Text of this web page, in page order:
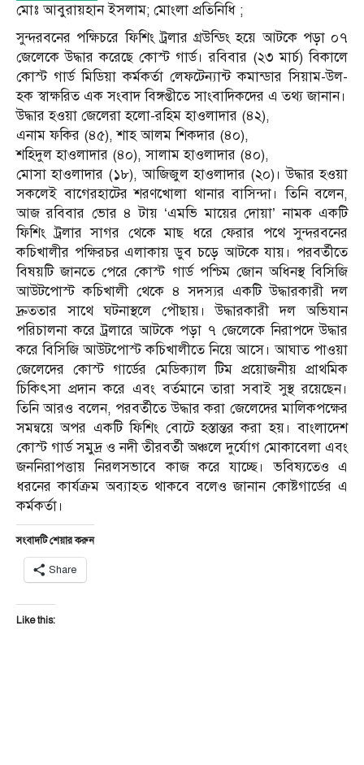
মোঃ আবুরায়হান ইসলাম; মোংলা প্রতিনিধি ;
সুন্দরবনের পক্ষিচরে ফিশিং ট্রলার গ্রউন্ডিং হয়ে আটকে পড়া ০৭
জেলেকে উদ্ধার করেছে কোস্ট গার্ড। রবিবার (২৩ মার্চ) বিকালে
কোস্ট গার্ড মিডিয়া কর্মকর্তা লেফটেন্যান্ট কমান্ডার সিয়াম-উল-
হক স্বাক্ষরিত এক সংবাদ বিঙ্গপ্তীতে সাংবাদিকদের এ তথ্য জানান।
উদ্ধার হওয়া জেলেরা হলো-রহিম হাওলাদার (৪২),
এনাম ফকির (৪৫), শাহ আলম শিকদার (৪০),
শহিদুল হাওলাদার (৪০), সালাম হাওলাদার (৪০),
মোসা হাওলাদার (১৮), আজিজুল হাওলাদার (২০)। উদ্ধার হওয়া
সকলেই বাগেরহাটের শরণখোলা থানার বাসিন্দা। তিনি বলেন,
আজ রবিবার ভোর ৪ টায় ‘এমভি মায়ের দোয়া’ নামক একটি
ফিশিং ট্রলার সাগর থেকে মাছ ধরে ফেরার পথে সুন্দরবনের
কচিখালীর পক্ষিরচর এলাকায় ডুব চড়ে আটকে যায়। পরবর্তীতে
বিষয়টি জানতে পেরে কোস্ট গার্ড পশ্চিম জোন অধিনস্থ বিসিজি
আউটপোস্ট কচিখালী থেকে ৪ সদস্যর একটি উদ্ধারকারী দল
দ্রুততার সাথে ঘটনাস্থলে পৌছায়। উদ্ধারকারী দল অভিযান
পরিচালনা করে ট্রলারে আটকে পড়া ৭ জেলেকে নিরাপদে উদ্ধার
করে বিসিজি আউটপোস্ট কচিখালীতে নিয়ে আসে। আঘাত পাওয়া
জেলেদের কোস্ট গার্ডের মেডিক্যাল টিম প্রয়োজনীয় প্রাথমিক
চিকিৎসা প্রদান করে এবং বর্তমানে তারা সবাই সুস্থ রয়েছেন।
তিনি আরও বলেন, পরবর্তীতে উদ্ধার করা জেলেদের মালিকপক্ষের
সমন্বয়ে অপর একটি ফিশিং বোটে হস্তান্তর করা হয়। বাংলাদেশ
কোস্ট গার্ড সমুদ্র ও নদী তীরবর্তী অঞ্চলে দুর্যোগ মোকাবেলা এবং
জননিরাপত্তায় নিরলসভাবে কাজ করে যাচ্ছে। ভবিষ্যতেও এ
ধরনের কার্যক্রম অব্যাহত থাকবে বলেও জানান কোষ্টগার্ডের এ
কর্মকর্তা।
সংবাদটি শেয়ার করুন
Share
Like this: